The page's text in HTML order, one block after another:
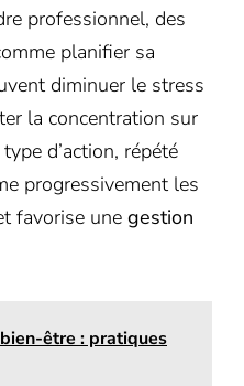
professionnel, des
planifier sa
diminuer le stress
la concentration sur
d’action, répété
progressivement les
favorise une gestion
être : pratiques